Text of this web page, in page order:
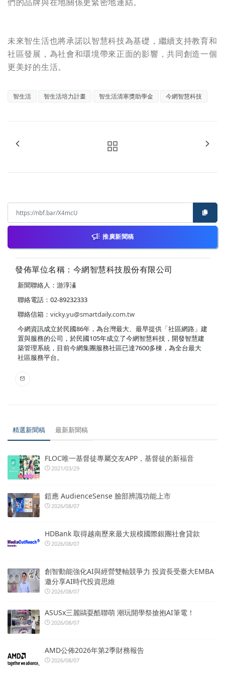
未來智生活也將承諾以智慧科技為基礎，繼續支持教育和
社區發展，為社會和環境帶來正面的影響，共同創造一個
更美好的生活。
智生活 智生活培力計畫 智生活清寒獎助學金 今網智慧科技
推廣新聞稿
發佈單位名稱：今網智慧科技股份有限公司
新聞聯絡人：游淳溱
聯絡電話：02-89232333
聯絡信箱： vicky.yu@smartdaily.com.tw
今網資訊成立於民國86年，為台灣最大、最早提供「社區網路」建
置與服務的公司，於民國105年成立了今網智慧科技，開發智慧建
築管理系統，目前今網集團服務社區已達7600多棟，為全台最大
社區服務平台。
精選新聞稿 最新新聞稿
FLOC唯一基督徒專屬交友APP，基督徒的新福音
2021/03/29
鎧應 AudienceSense 臉部辨識功能上市
2026/08/07
HDBank 取得越南歷來最大規模國際銀團社會貸款
2026/08/07
創智動能強化AI與經營雙軸競爭力 投資長受臺大EMBA
邀分享AI時代投資思維
2026/08/07
ASUSx三麗鷗耍酷聯萌 潮玩開學祭搶抱AI筆電！
2026/08/07
AMD公佈2026年第2季財務報告
2026/08/07